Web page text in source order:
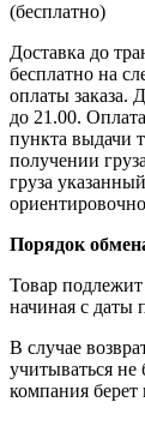
(бесплатно)
Доставка до
бесплатно на
оплаты заказа.
до 21.00.
пункта выдачи
получении
груза
Порядок
Товар
начиная с даты
В случае
учитываться не
компания берет